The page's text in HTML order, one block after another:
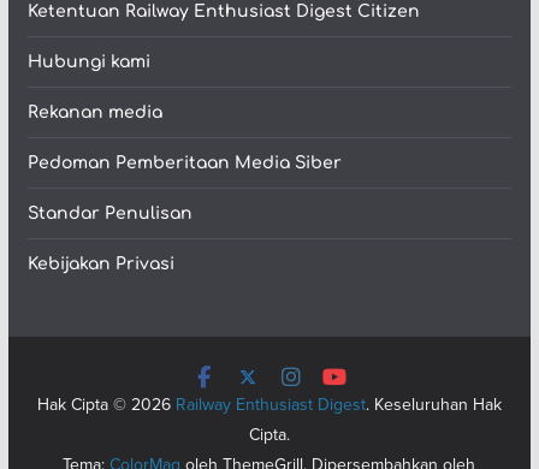
Ketentuan Railway Enthusiast Digest Citizen
Hubungi kami
Rekanan media
Pedoman Pemberitaan Media Siber
Standar Penulisan
Kebijakan Privasi
Hak Cipta © 2026 Railway Enthusiast Digest. Keseluruhan Hak
Cipta.
Tema:ColorMag oleh ThemeGrill. Dipersembahkan oleh